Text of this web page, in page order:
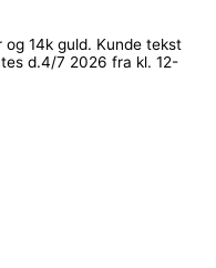
og 14k guld. Kunde tekst
d.4/7 2026 fra kl. 12-